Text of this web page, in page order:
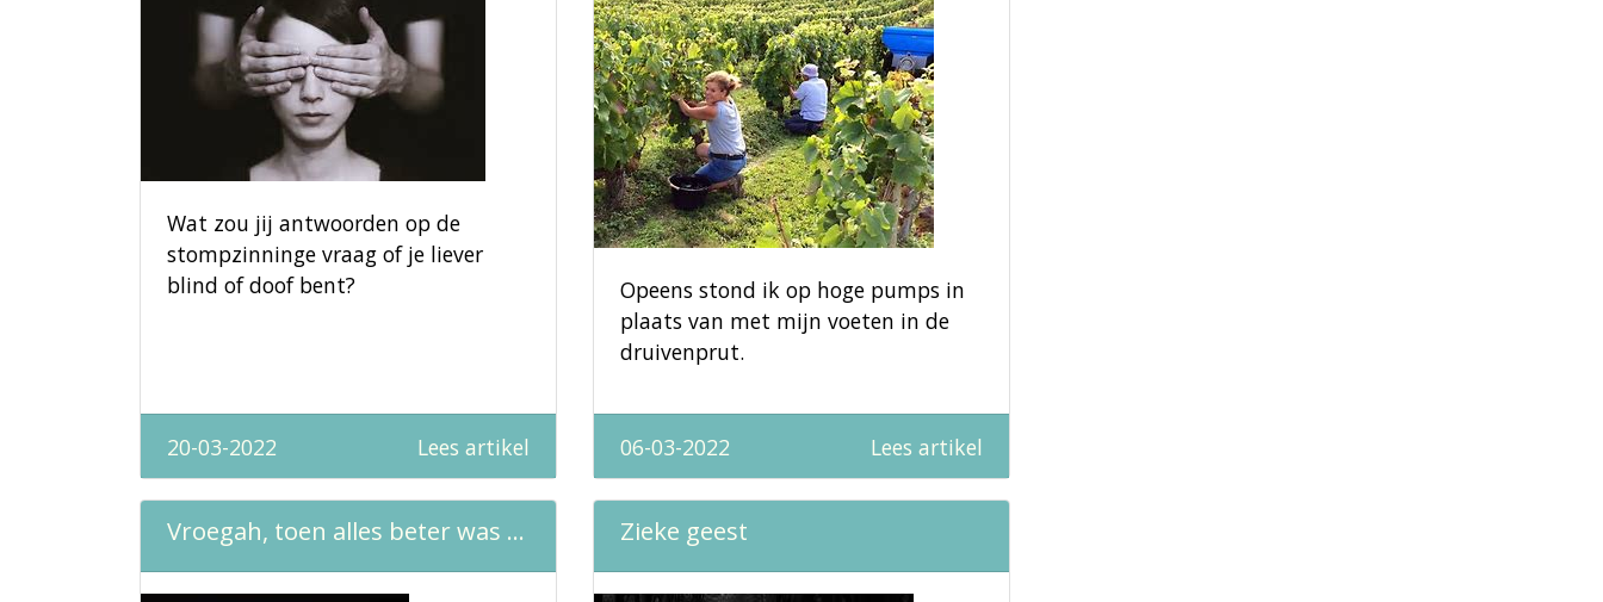
Wat zou jij antwoorden op de
stompzinninge vraag of je liever
blind of doof bent?
20-03-2022 Lees artikel
Opeens stond ik op hoge pumps in
plaats van met mijn voeten in de
druivenprut.
06-03-2022 Lees artikel
Vroegah, toen alles beter was ... Zieke geest